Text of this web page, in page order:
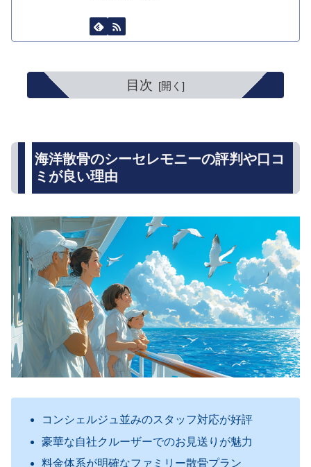
目次
海洋散骨のシーセレモニーの評判や口コ
ミが良い理由
コンシェルジュ並みのスタッフ対応が好評
豪華な自社クルーザーでのお見送りが魅力
料金体系が明確なファミリー散骨プラン